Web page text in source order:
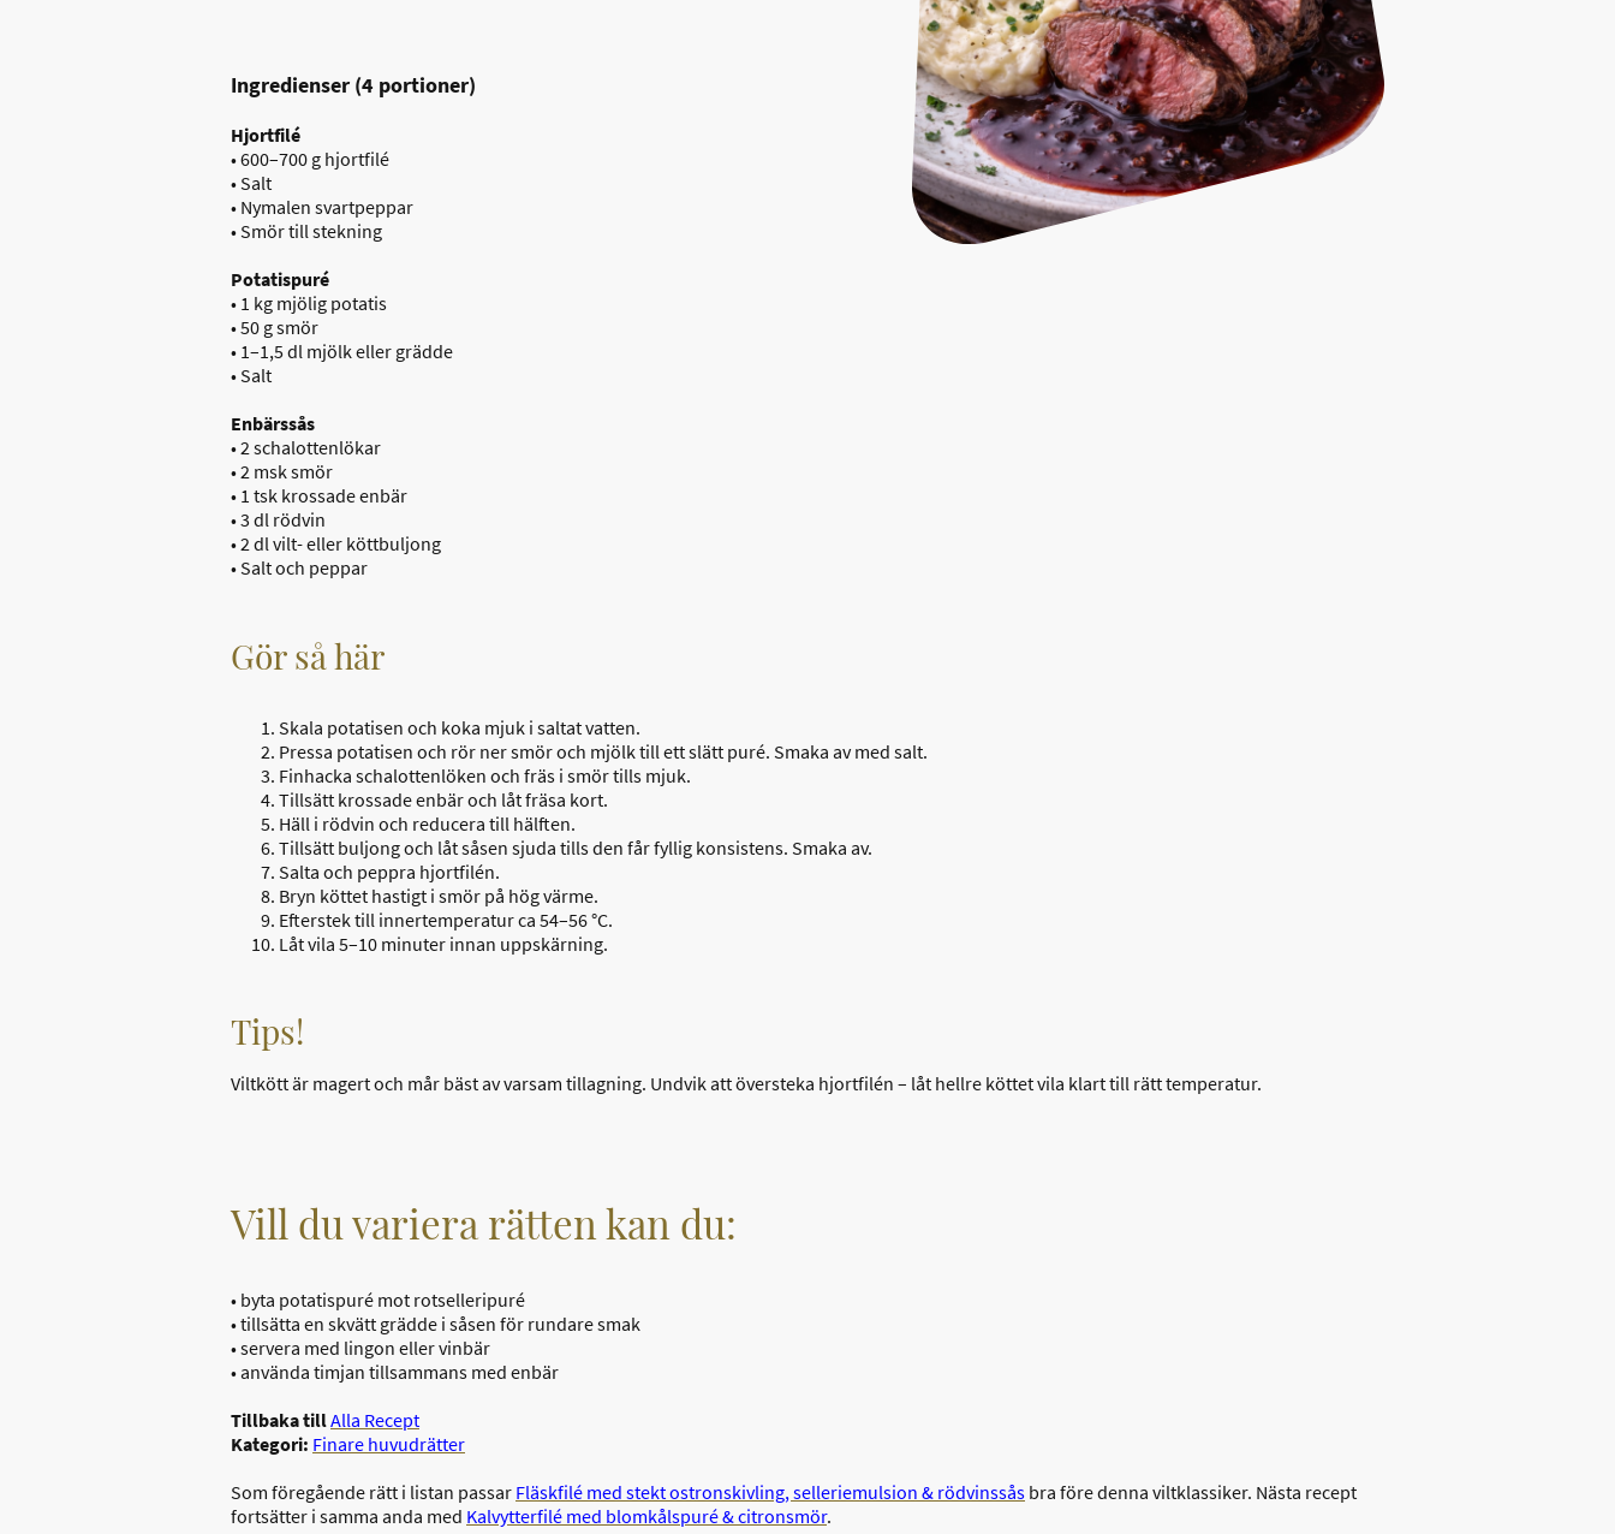
Ingredienser (4 portioner)
Hjortfilé
• 600–700 g hjortfilé
• Salt
• Nymalen svartpeppar
• Smör till stekning
Potatispuré
• 1 kg mjölig potatis
• 50 g smör
• 1–1,5 dl mjölk eller grädde
• Salt
Enbärssås
• 2 schalottenlökar
• 2 msk smör
• 1 tsk krossade enbär
• 3 dl rödvin
• 2 dl vilt- eller köttbuljong
• Salt och peppar
Gör så här
Skala potatisen och koka mjuk i saltat vatten.
Pressa potatisen och rör ner smör och mjölk till ett slätt puré. Smaka av med salt.
Finhacka schalottenlöken och fräs i smör tills mjuk.
Tillsätt krossade enbär och låt fräsa kort.
Häll i rödvin och reducera till hälften.
Tillsätt buljong och låt såsen sjuda tills den får fyllig konsistens. Smaka av.
Salta och peppra hjortfilén.
Bryn köttet hastigt i smör på hög värme.
Efterstek till innertemperatur ca 54–56 °C.
Låt vila 5–10 minuter innan uppskärning.
Tips!
Viltkött är magert och mår bäst av varsam tillagning. Undvik att översteka hjortfilén – låt hellre köttet vila klart till rätt temperatur.
Vill du variera rätten kan du:
• byta potatispuré mot rotselleripuré
• tillsätta en skvätt grädde i såsen för rundare smak
• servera med lingon eller vinbär
• använda timjan tillsammans med enbär
Tillbaka tillAlla Recept
Kategori: Finare huvudrätter
Som föregående rätt i listan passar Fläskfilé med stekt ostronskivling, selleriemulsion & rödvinssås bra före denna viltklassiker. Nästa recept
fortsätter i samma anda med Kalvytterfilé med blomkålspuré & citronsmör.